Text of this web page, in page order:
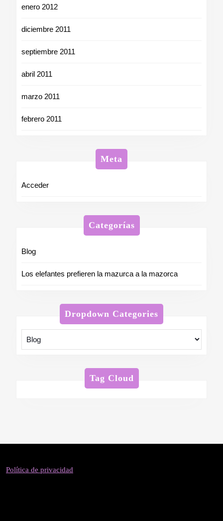
enero 2012
diciembre 2011
septiembre 2011
abril 2011
marzo 2011
febrero 2011
Meta
Acceder
Categorías
Blog
Los elefantes prefieren la mazurca a la mazorca
Dropdown Categories
Tag Cloud
Política de privacidad